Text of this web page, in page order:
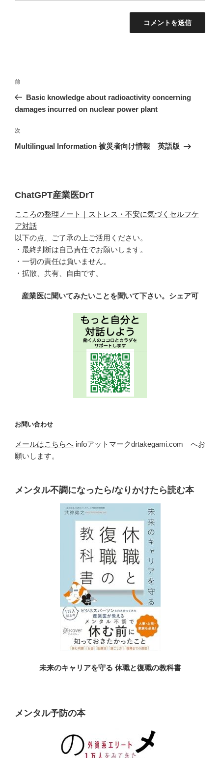
投
ナ
ゲ
ー
過
去
の
稿
前
Basic knowledge about radioactivity concerning
damages incurred on nuclear power plant
次
の
次
Multilingual Information 被災者向け情報 英語版
ChatGPT産業医DrT
こころの整理ノート｜ストレス・不安に気づくセルフケ
ア対話
以下の点、ご了承の上ご活用ください。
・最終判断は自己責任でお願いします。
・一切の責任は負いません。
・拡散、共有、自由です。
産業医に聞いてみたいことを聞いて下さい。シェア可
お問い合わせ
メールはこちらへ infoアットマークdrtakegami.com へお
願いします。
メンタル不調になったら/なりかけたら読む本
未来のキャリアを守る 休職と復職の教科書
メンタル予防の本